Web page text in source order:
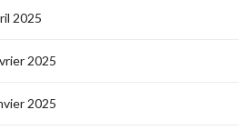
2025
2025
2025